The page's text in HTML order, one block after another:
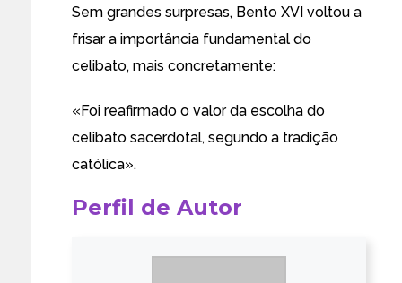
Sem grandes surpresas, Bento XVI voltou a
frisar a importância fundamental do
celibato, mais concretamente:
«Foi reafirmado o valor da escolha do
celibato sacerdotal, segundo a tradição
católica».
Perfil de Autor